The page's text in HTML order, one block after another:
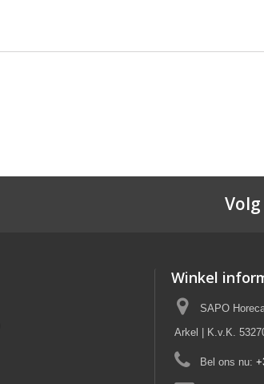
Winkel
SAPO
Arkel | K.v.K.
Bel ons nu: